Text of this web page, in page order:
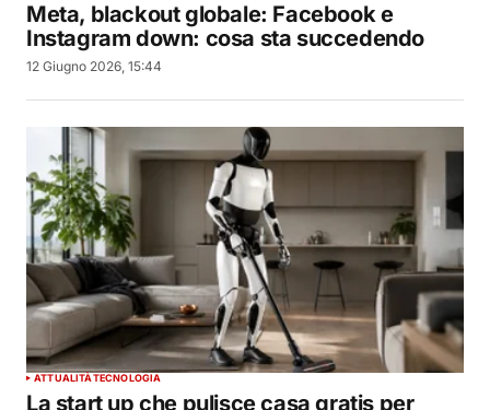
Meta, blackout globale: Facebook e
Instagram down: cosa sta succedendo
12 Giugno 2026, 15:44
ATTUALITÀTECNOLOGIA
La start up che pulisce casa gratis per